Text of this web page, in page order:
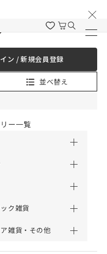
遅延と停止について
ン / 新規会員登録
ー一覧
ク雑貨
雑貨・その他
並べ替え
んでした。
願いいたします。